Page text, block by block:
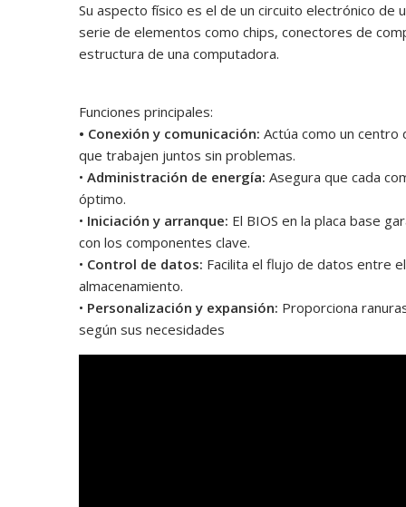
Su aspecto físico es el de un circuito electrónico de
serie de elementos como chips, conectores de
estructura de una computadora.
Funciones principales:
• Conexión y comunicación: Actúa como un
que trabajen juntos sin problemas.
• Administración de energía: Asegura que cada
óptimo.
• Iniciación y arranque: El BIOS en la placa base
con los componentes clave.
• Control de datos: Facilita el flujo de datos entre
almacenamiento.
• Personalización y expansión: Proporciona
según sus necesidades